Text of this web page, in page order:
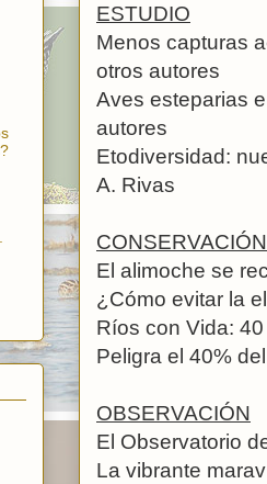
ESTUDIO
Menos capturas
otros autores
Aves esteparias
autores
Etodiversidad:
A. Rivas
CONSERVACIÓN
El alimoche se
¿Cómo evitar la
Ríos con Vida:
Peligra el 40%
OBSERVACIÓN
El Observatorio
La vibrante